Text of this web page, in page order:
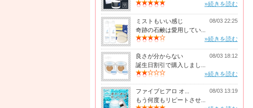
»続きを読む
ミストもいい感じ 08/03 22:25
奇跡の石鹸は愛用してい...
»続きを読む
良さが分からない 08/03 18:12
誕生日割引で購入しまし...
»続きを読む
ファイブヒアロ オ... 08/03 13:19
もう何度もリピートさせ...